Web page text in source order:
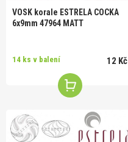
VOSK korale ESTRELA COCKA
6x9mm 47964 MATT
14 ks v balení 12 Kč